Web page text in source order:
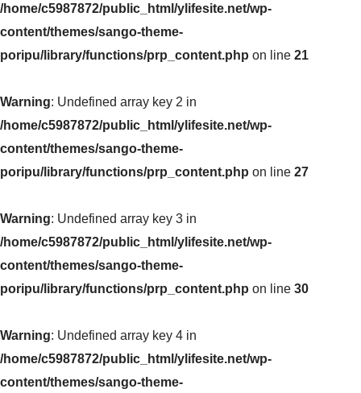
/home/c5987872/public_html/ylifesite.net/wp-
content/themes/sango-theme-
poripu/library/functions/prp_content.php on line 21
Warning: Undefined array key 2 in
/home/c5987872/public_html/ylifesite.net/wp-
content/themes/sango-theme-
poripu/library/functions/prp_content.php on line 27
Warning: Undefined array key 3 in
/home/c5987872/public_html/ylifesite.net/wp-
content/themes/sango-theme-
poripu/library/functions/prp_content.php on line 30
Warning: Undefined array key 4 in
/home/c5987872/public_html/ylifesite.net/wp-
content/themes/sango-theme-